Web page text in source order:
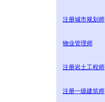
注册城市规划师
物业管理师
注册岩土工程师
注册一级建筑师